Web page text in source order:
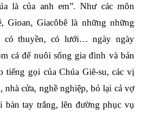
là của anh em”. Như các môn
Gioan, Giacôbê là những những
có thuyền, có lưới… ngày ngày
cá để nuôi sống gia đình và bản
tiếng gọi của Chúa Giê-su, các vị
nhà cửa, nghề nghiệp, bỏ lại cả vợ
bàn tay trắng, lên đường phục vụ